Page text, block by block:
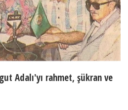
Adalı'yı rahmet, şükran ve